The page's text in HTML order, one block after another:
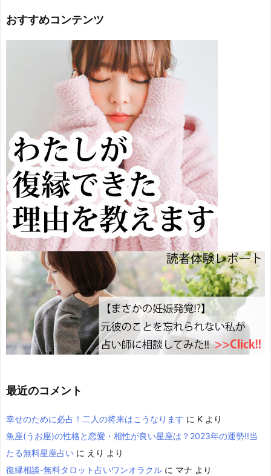
おすすめコンテンツ
最近のコメント
幸せのために必占！二人の将来はこうなります に K より
魚座(うお座)の性格と恋愛・相性が良い星座は？2023年の運勢!!当
たる無料星座占い に えり より
復縁相談-無料タロット占いワンオラクル に マナ より